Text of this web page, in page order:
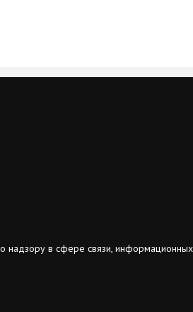
в сфере связи, информационных